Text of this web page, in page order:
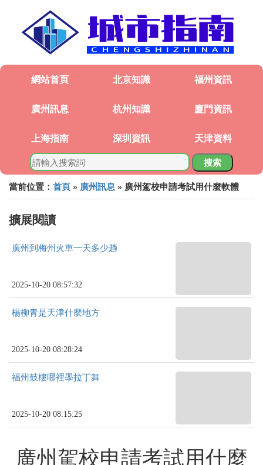
網站首頁 北京知識 福州資訊
廣州訊息 杭州知識 廈門資訊
上海指南 深圳資訊 天津資料
搜索
當前位置： 首頁 » 廣州訊息 » 廣州駕校申請考試用什麼軟體
擴展閱讀
廣州到梅州火車一天多少趟
2025-10-20 08:57:32
楊柳青是天津什麼地方
2025-10-20 08:28:24
福州鼓樓哪裡學拉丁舞
2025-10-20 08:15:25
廣州駕校申請考試用什麼